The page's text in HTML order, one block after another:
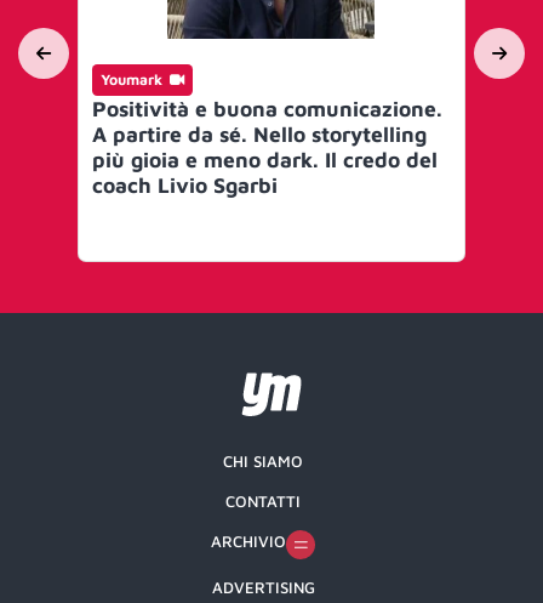
Youmark
Positività e buona comunicazione.
A partire da sé. Nello storytelling
più gioia e meno dark. Il credo del
coach Livio Sgarbi
CHI SIAMO
CONTATTI
ARCHIVIO
ADVERTISING